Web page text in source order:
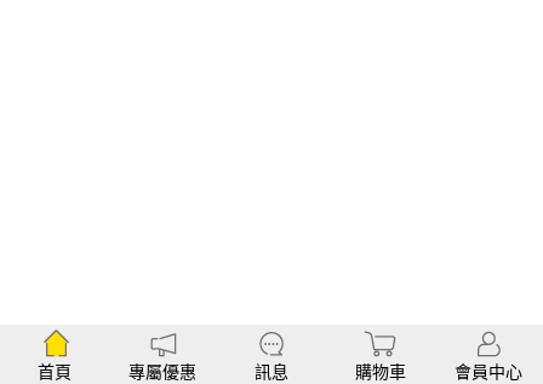
首頁 專屬優惠 訊息 購物車 會員中心